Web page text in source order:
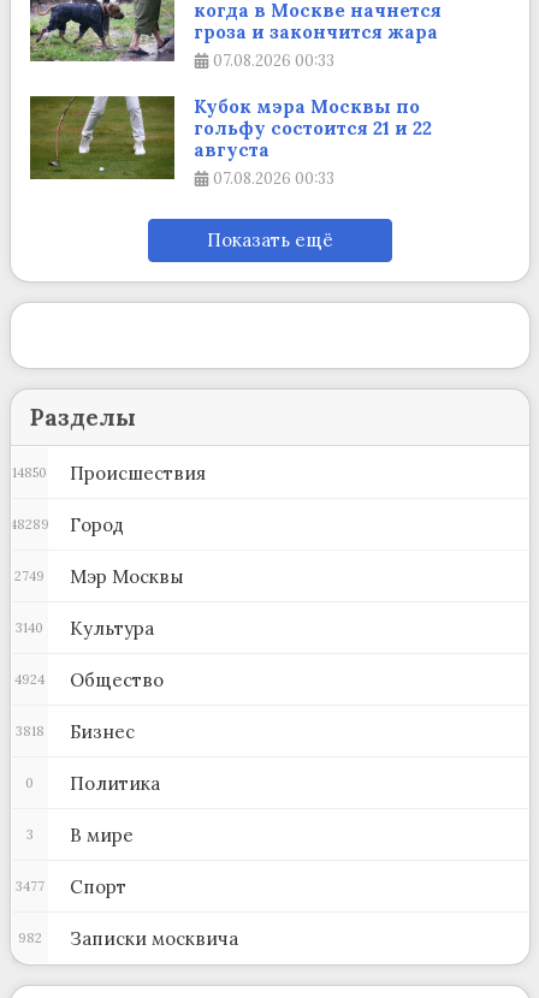
когда в Москве начнется
гроза и закончится жара
07.08.2026 00:33
Кубок мэра Москвы по
гольфу состоится 21 и 22
августа
07.08.2026 00:33
Показать ещё
Разделы
Происшествия
14850
Город
48289
Мэр Москвы
2749
Культура
3140
Общество
4924
Бизнес
3818
Политика
0
В мире
3
Спорт
3477
Записки москвича
982